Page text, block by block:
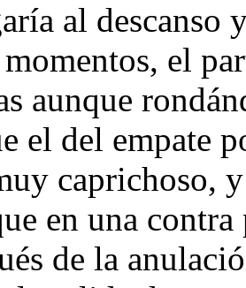
al descanso
el
aunque
el del empate
caprichoso,
en una
de la